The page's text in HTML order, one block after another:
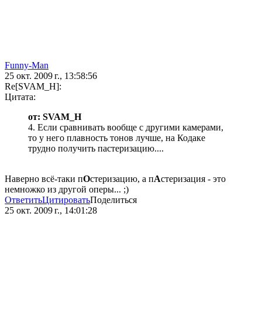
Funny-Man
25 окт. 2009 г., 13:58:56
Re[SVAM_H]:
Цитата:
от: SVAM_H
4. Если сравнивать вообще с другими камерами,
то у него плавность тонов лучше, на Кодаке
трудно получить пастеризацию....
Наверно всё-таки пОстеризацию, а пАстеризация - это
немножко из другой оперы... ;)
ОтветитьЦитироватьПоделиться
25 окт. 2009 г., 14:01:28